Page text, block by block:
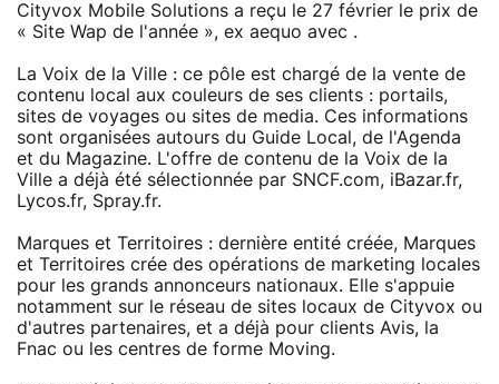
Cityvox Mobile Solutions a reçu le 27 février le prix de
« Site Wap de l'année », ex aequo avec .
La Voix de la Ville : ce pôle est chargé de la vente de
contenu local aux couleurs de ses clients : portails,
sites de voyages ou sites de media. Ces informations
sont organisées autours du Guide Local, de l'Agenda
et du Magazine. L'offre de contenu de la Voix de la
Ville a déjà été sélectionnée par SNCF.com, iBazar.fr,
Lycos.fr, Spray.fr.
Marques et Territoires : dernière entité créée, Marques
et Territoires crée des opérations de marketing locales
pour les grands annonceurs nationaux. Elle s'appuie
notamment sur le réseau de sites locaux de Cityvox ou
d'autres partenaires, et a déjà pour clients Avis, la
Fnac ou les centres de forme Moving.